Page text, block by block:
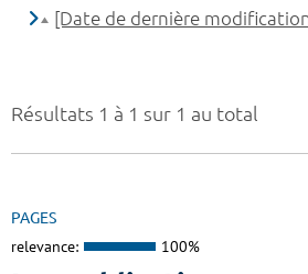
Résultats 1 à 1 sur 1 au total
PAGES
relevance: 100%
[Date de dernière